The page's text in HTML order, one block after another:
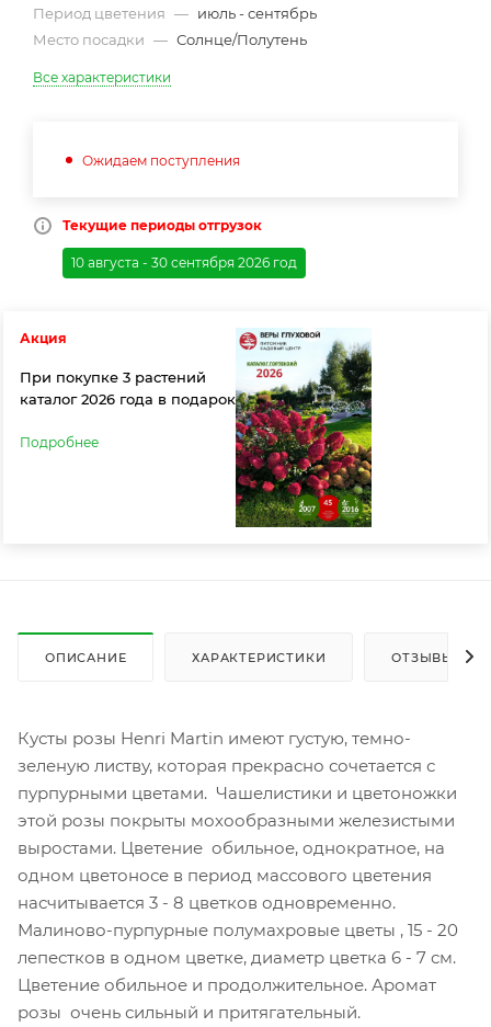
Период цветения — июль - сентябрь
Место посадки — Солнце/Полутень
Все характеристики
Ожидаем поступления
Текущие периоды отгрузок
10 августа - 30 сентября 2026 год
Акция
При покупке 3 растений
каталог 2026 года в подарок
Подробнее
ОПИСАНИЕ ХАРАКТЕРИСТИКИ ОТЗЫВЫ
Кусты розы Henri Martin имеют густую, темно-
зеленую листву, которая прекрасно сочетается с
пурпурными цветами. Чашелистики и цветоножки
этой розы покрыты мохообразными железистыми
выростами. Цветение обильное, однократное, на
одном цветоносе в период массового цветения
насчитывается 3 - 8 цветков одновременно.
Малиново-пурпурные полумахровые цветы , 15 - 20
лепестков в одном цветке, диаметр цветка 6 - 7 см.
Цветение обильное и продолжительное. Аромат
розы очень сильный и притягательный.